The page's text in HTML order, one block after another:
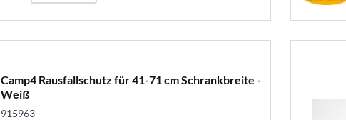
Camp4 Rausfallschutz für 41-71 cm Schrankbreite -
Weiß
915963